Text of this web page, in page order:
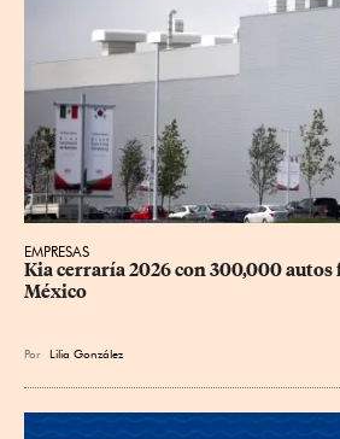
EMPRESAS
Kia cerraría 2026 con 300,000 autos
México
Por Lilia González